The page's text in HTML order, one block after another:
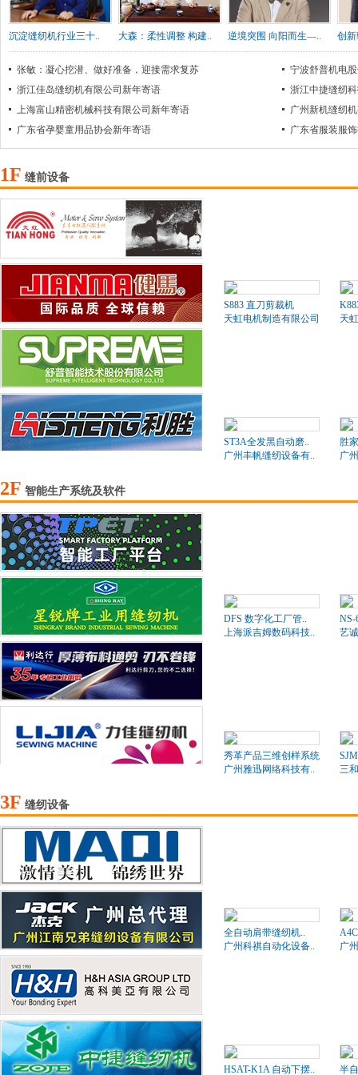
沉淀缝纫机行业三十.. 大森：柔性调整 构建.. 逆境突围 向阳而生—.. 创
张敏：凝心挖潜、做好准备，迎接需求复苏
宁波舒普机电
浙江佳岛缝纫机有限公司新年寄语
浙江中捷缝纫
上海富山精密机械科技有限公司新年寄语
广州新机缝纫
广东省孕婴童用品协会新年寄语
广东省服装服
1F 缝前设备
S883 直刀剪裁机
天虹电机制造有限公司
天
ST3A全发黑自动磨..
广州丰帆缝纫设备有..
胜
广
2F 智能生产系统及软件
DFS 数字化工厂管..
上海派吉姆数码科技..
NS-
艺
秀革产品三维创样系统
广州雅迅网络科技有..
三
3F 缝纫设备
全自动肩带缝纫机..
广州科祺自动化设备..
广
HSAT-K1A 自动下摆.. 半